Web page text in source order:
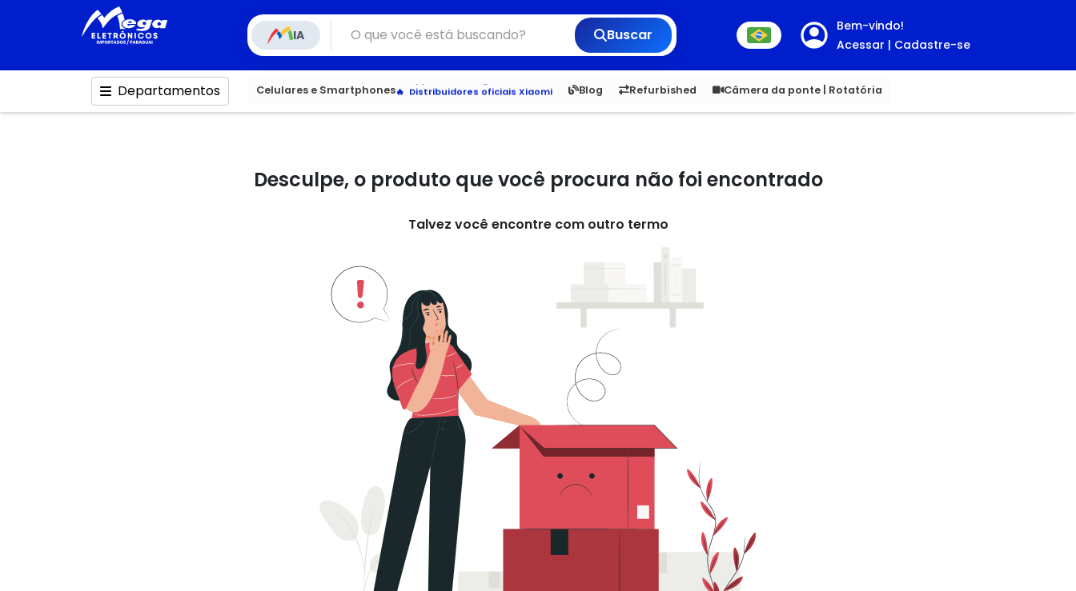
IA Buscar
Bem-vindo!
Acessar | Cadastre-se
Departamentos Celulares e Smartphones
Distribuidores oficiais Xiaomi
Blog Refurbished Câmera da ponte | Rotatória
6,050 5.20 1,900 1.00
Desculpe, o produto que você procura não foi encontrado
Talvez você encontre com outro termo